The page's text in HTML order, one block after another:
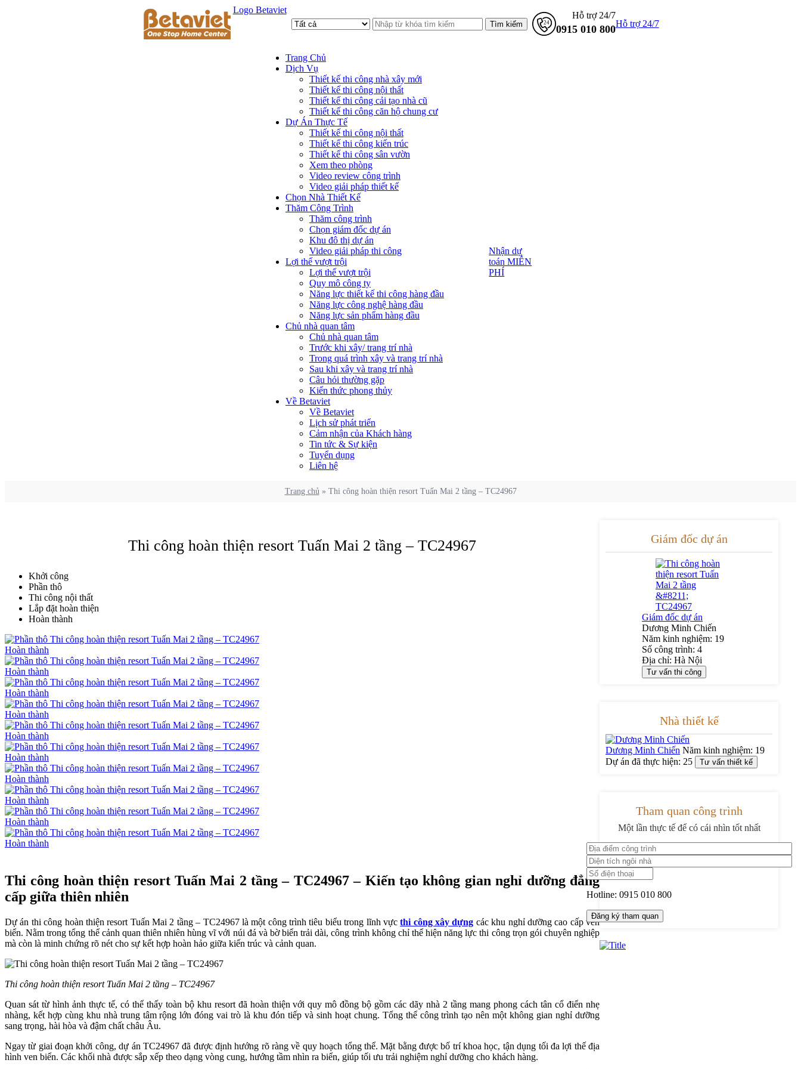
Logo Betaviet
Hỗ trợ 24/7
0915 010 800Hỗ trợ 24/7
Trang Chủ
Dịch Vụ
Thiết kế thi công nhà xây mới
Thiết kế thi công nội thất
Thiết kế thi công cải tạo nhà cũ
Thiết kế thi công căn hộ chung cư
Dự Án Thực Tế
Thiết kế thi công nội thất
Thiết kế thi công kiến trúc
Thiết kế thi công sân vườn
Xem theo phòng
Video review công trình
Video giải pháp thiết kế
Chọn Nhà Thiết Kế
Thăm Công Trình
Thăm công trình
Chọn giám đốc dự án
Khu đô thị dự án
Video giải pháp thi công
Lợi thế vượt trội
Lợi thế vượt trội
Quy mô công ty
Năng lực thiết kế thi công hàng đầu
Năng lực công nghệ hàng đầu
Năng lực sản phẩm hàng đầu
Chủ nhà quan tâm
Chủ nhà quan tâm
Trước khi xây/ trang trí nhà
Trong quá trình xây và trang trí nhà
Sau khi xây và trang trí nhà
Câu hỏi thường gặp
Kiến thức phong thủy
Về Betaviet
Về Betaviet
Lịch sử phát triển
Cảm nhận của Khách hàng
Tin tức & Sự kiện
Tuyển dụng
Liên hệ
Nhận dự
toán MIỄN
PHÍ
Trang chủ» Thi công hoàn thiện resort Tuấn Mai 2 tầng – TC24967
Thi công hoàn thiện resort Tuấn Mai 2 tầng – TC24967
Khởi công
Phần thô
Thi công nội thất
Lắp đặt hoàn thiện
Hoàn thành
Hoàn thành
Hoàn thành
Hoàn thành
Hoàn thành
Hoàn thành
Hoàn thành
Hoàn thành
Hoàn thành
Hoàn thành
Hoàn thành
Thi công hoàn thiện resort Tuấn Mai 2 tầng – TC24967 – Kiến tạo không gian nghỉ dưỡng đẳng
cấp giữa thiên nhiên
Dự án thi công hoàn thiện resort Tuấn Mai 2 tầng – TC24967 là một công trình tiêu biểu trong lĩnh vựcthi công xây dựng các khu nghỉ dưỡng cao cấp ven
biển. Nằm trong tổng thể cảnh quan thiên nhiên hùng vĩ với núi đá và bờ biển trải dài, công trình không chỉ thể hiện năng lực thi công trọn gói chuyên nghiệp
mà còn là minh chứng rõ nét cho sự kết hợp hoàn hảo giữa kiến trúc và cảnh quan.
Thi công hoàn thiện resort Tuấn Mai 2 tầng – TC24967
Quan sát từ hình ảnh thực tế, có thể thấy toàn bộ khu resort đã hoàn thiện với quy mô đồng bộ gồm các dãy nhà 2 tầng mang phong cách tân cổ điển nhẹ
nhàng, kết hợp cùng khu nhà trung tâm rộng lớn đóng vai trò là khu đón tiếp và sinh hoạt chung. Tổng thể công trình tạo nên một không gian nghỉ dưỡng
sang trọng, hài hòa và đậm chất châu Âu.
Ngay từ giai đoạn khởi công, dự án TC24967 đã được định hướng rõ ràng về quy hoạch tổng thể. Mặt bằng được bố trí khoa học, tận dụng tối đa lợi thế địa
hình ven biển. Các khối nhà được sắp xếp theo dạng vòng cung, hướng tầm nhìn ra biển, giúp tối ưu trải nghiệm nghỉ dưỡng cho khách hàng.
Giám đốc dự án
Giám đốc dự án
Dương Minh Chiến
Năm kinh nghiệm: 19
Số công trình: 4
Địa chỉ: Hà Nội
Tư vấn thi công
Nhà thiết kế
Dương Minh Chiến Năm kinh nghiệm: 19
Dự án đã thực hiện: 25 Tư vấn thiết kế
Tham quan công trình
Một lần thực tế để có cái nhìn tốt nhất
Hotline: 0915 010 800